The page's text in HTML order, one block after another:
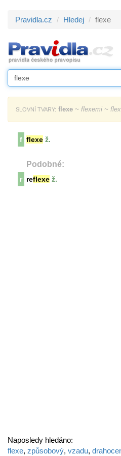
Pravidla.cz Hledej flexe
SLOVNÍ TVARY: flexe ~ flexemi ~
f flexe ž.
Podobné:
r reflexe ž.
Naposledy hledáno:
flexe, způsobový, vzadu,